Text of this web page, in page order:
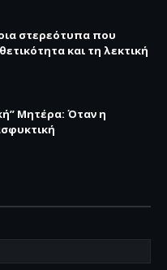
στερεότυπα που
και τη λεκτική
Mητέρα: Όταν η